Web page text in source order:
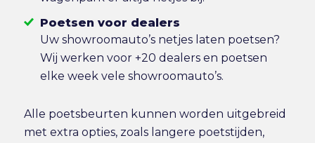
Poetsen voor dealers
Uw showroomauto’s netjes laten poetsen?
Wij werken voor +20 dealers en poetsen
elke week vele showroomauto’s.
Alle poetsbeurten kunnen worden uitgebreid
met extra opties, zoals langere poetstijden,